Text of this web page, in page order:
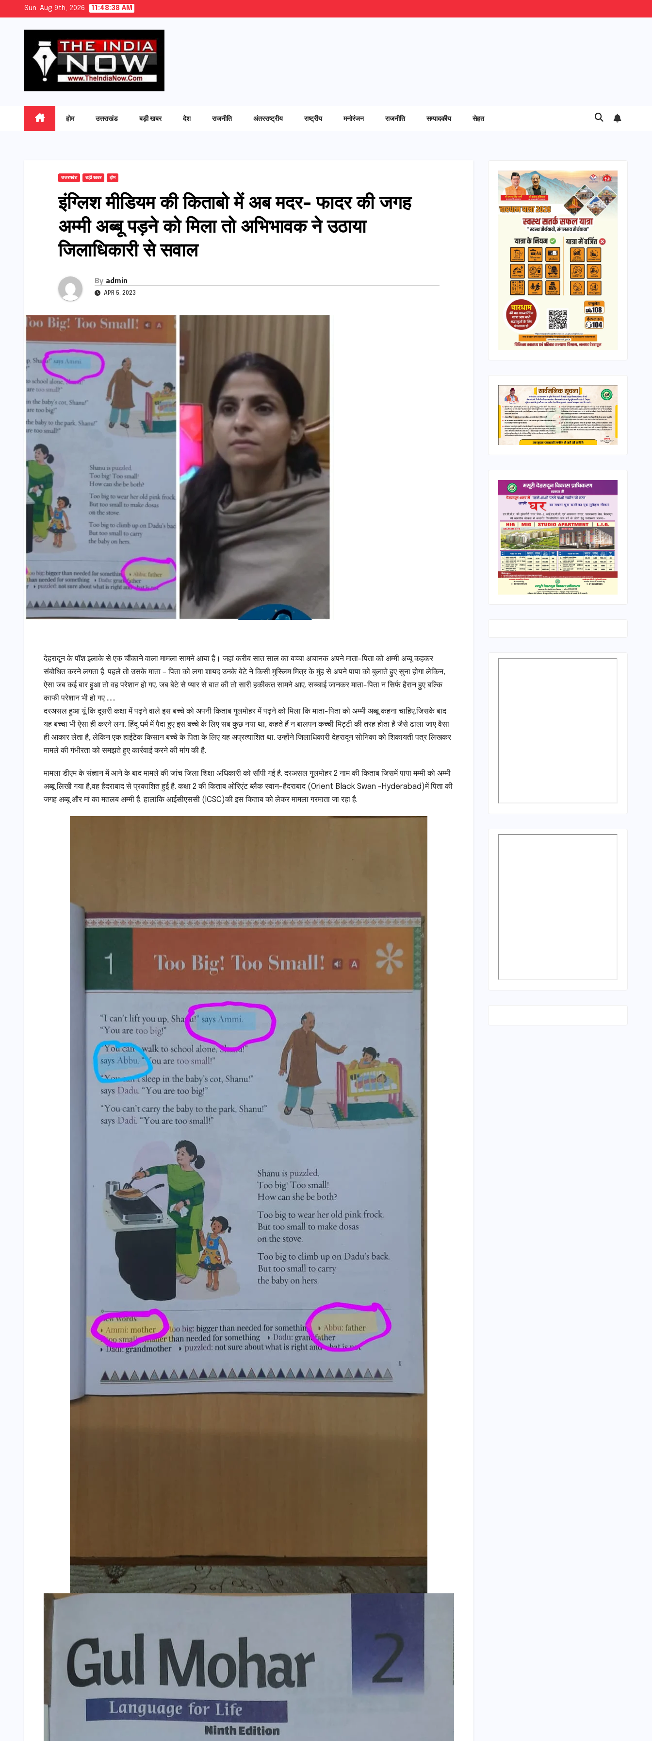
Sun. Aug 9th, 2026 11:48:39 AM
होम उत्तराखंड बड़ी खबर देश राजनीति अंतरराष्ट्रीय राष्ट्रीय मनोरंजन राजनीति सम्पादकीय सेहत
उत्तराखंड बड़ी खबर होम
इंग्लिश मीडियम की किताबो में अब मदर- फादर की जगह
अम्मी अब्बू पड़ने को मिला तो अभिभावक ने उठाया
जिलाधिकारी से सवाल
By admin
APR 5, 2023
देहरादून के पॉश इलाके से एक चौंकाने वाला मामला सामने आया है। जहां करीब सात साल का बच्चा अचानक अपने माता-पिता को अम्मी अब्बू कहकर
संबोधित करने लगता है. पहले तो उसके माता – पिता को लगा शायद उनके बेटे ने किसी मुस्लिम मित्र के मुंह से अपने पापा को बुलाते हुए सुना होगा लेकिन,
ऐसा जब कई बार हुआ तो वह परेशान हो गए. जब बेटे से प्यार से बात की तो सारी हकीकत सामने आए. सच्चाई जानकर माता-पिता न सिर्फ हैरान हुए बल्कि
काफी परेशान भी हो गए ……
दरअसल हुआ यूं कि दूसरी कक्षा में पढ़ने वाले इस बच्चे को अपनी किताब गुलमोहर में पढ़ने को मिला कि माता-पिता को अम्मी अब्बू कहना चाहिए.जिसके बाद
यह बच्चा भी ऐसा ही करने लगा. हिंदू धर्म में पैदा हुए इस बच्चे के लिए सब कुछ नया था, कहते हैं न बालपन कच्ची मिट्टी की तरह होता है जैसे ढाला जाए वैसा
ही आकार लेता है, लेकिन एक हाईटेक किसान बच्चे के पिता के लिए यह अप्रत्याशित था. उन्होंने जिलाधिकारी देहरादून सोनिका को शिकायती पत्र लिखकर
मामले की गंभीरता को समझते हुए कार्रवाई करने की मांग की है.
मामला डीएम के संज्ञान में आने के बाद मामले की जांच जिला शिक्षा अधिकारी को सौंपी गई है. दरअसल गुलमोहर 2 नाम की किताब जिसमें पापा मम्मी को अम्मी
अब्बू लिखी गया है,वह हैदराबाद से प्रकाशित हुई है. कक्षा 2 की किताब ओरिएंट ब्लैक स्वान-हैदराबाद (Orient Black Swan -Hyderabad)में पिता की
जगह अब्बू और मां का मतलब अम्मी है. हालांकि आईसीएससी (ICSC)की इस किताब को लेकर मामला गरमाता जा रहा है.